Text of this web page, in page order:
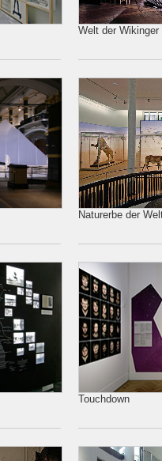
Welt der Wikinger
Naturerbe der
Touchdown